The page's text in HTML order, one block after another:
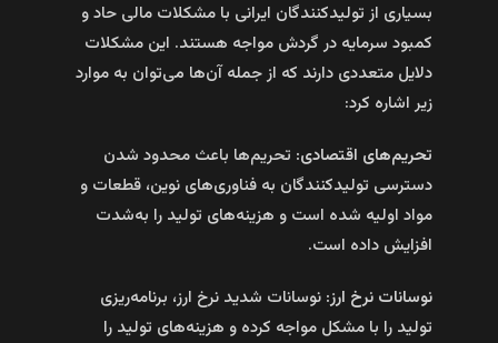
بسیاری از تولیدکنندگان ایرانی با مشکلات مالی حاد و
کمبود سرمایه در گردش مواجه هستند. این مشکلات
دلایل متعددی دارند که از جمله آن‌ها می‌توان به موارد
زیر اشاره کرد:
تحریم‌های اقتصادی: تحریم‌ها باعث محدود شدن
دسترسی تولیدکنندگان به فناوری‌های نوین، قطعات و
مواد اولیه شده است و هزینه‌های تولید را به‌شدت
افزایش داده است.
نوسانات نرخ ارز: نوسانات شدید نرخ ارز، برنامه‌ریزی
تولید را با مشکل مواجه کرده و هزینه‌های تولید را